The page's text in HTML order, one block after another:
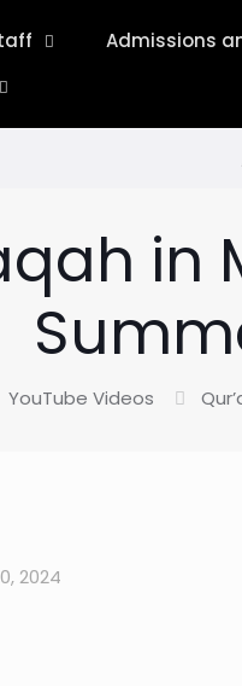
Admissions
As-
YouTube Videos
2024